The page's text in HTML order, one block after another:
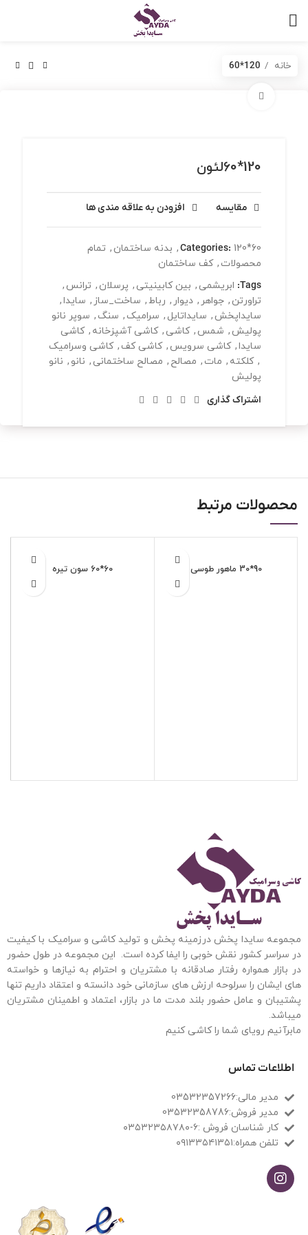
خانه 120*60
120*60لئون
مقایسه افزودن به علاقه مندی ها
Categories: 120*60
, بدنه ساختمان , تمام
محصولات , کف ساختمان
Tags: ابریشمی , بین کابینیتی , پرسلان , ترانس ,
تراورتن , جواهر , دیوار , رباط, ساخت_ساز , سایدا,
سایداپخش , سایداتایل , سرامیک , سنگ , سوپر نانو
پولیش , شمس , کاشی , کاشی آشپزخانه , کاشی
سایدا, کاشی سرویس , کاشی کف , کاشی وسرامیک
, کلکته , مات , مصالح , مصالح ساختمانی , نانو , نانو
پولیش
اشتراک گذاری
محصولات مرتبط
90*30 ماهور طوسی 60*60 سون تیره
مجموعه سایدا پخش درزمینه پخش و تولید کاشی و سرامیک با کیفیت
در سراسر کشور نقش خوبی را ایفا کرده است. این مجموعهدر طول حضور
در بازار همواره رفتار صادقانه با مشتریان و احترام به نیازها و خواسته
های ایشان را سرلوحه ارزش های سازمانی خود دانسته و اعتقاد داریم تنها
پشتیبان و عامل حضور بلند مدت ما در بازار، اعتماد و اطمینان مشتریان
میباشد.
مابرآنیم رویای شما را کاشی کنیم
اطلاعات تماس
مدیر مالی:03532357266
مدیر فروش:03532358786
کار شناسان فروش :۶-۰۳۵۳۲۳۵۸۷۸۰
تلفن همراه:۰۹۱۳۳۵۴۱۳۵۱